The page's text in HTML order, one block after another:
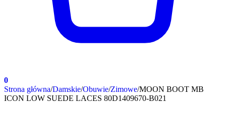
0
Strona główna/Damskie/Obuwie/Zimowe/MOON BOOT MB
ICON LOW SUEDE LACES 80D1409670-B021